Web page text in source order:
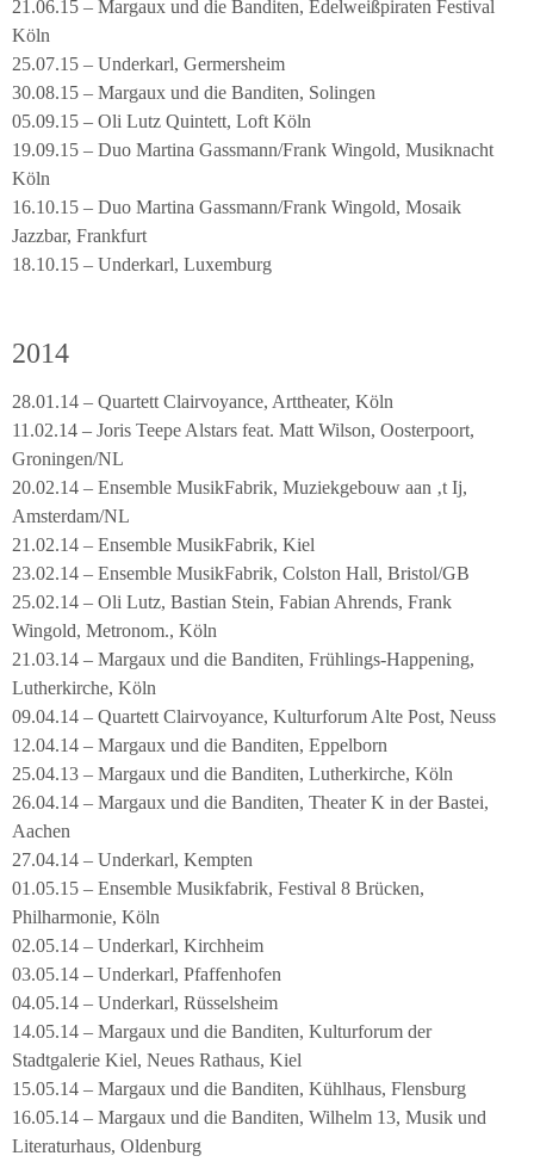
21.06.15 – Margaux und die Banditen, Edelweißpiraten Festival
Köln
25.07.15 – Underkarl, Germersheim
30.08.15 – Margaux und die Banditen, Solingen
05.09.15 – Oli Lutz Quintett, Loft Köln
19.09.15 – Duo Martina Gassmann/Frank Wingold, Musiknacht
Köln
16.10.15 – Duo Martina Gassmann/Frank Wingold, Mosaik
Jazzbar, Frankfurt
18.10.15 – Underkarl, Luxemburg
2014
28.01.14 – Quartett Clairvoyance, Arttheater, Köln
11.02.14 – Joris Teepe Alstars feat. Matt Wilson, Oosterpoort,
Groningen/NL
20.02.14 – Ensemble MusikFabrik, Muziekgebouw aan ‚t Ij,
Amsterdam/NL
21.02.14 – Ensemble MusikFabrik, Kiel
23.02.14 – Ensemble MusikFabrik, Colston Hall, Bristol/GB
25.02.14 – Oli Lutz, Bastian Stein, Fabian Ahrends, Frank
Wingold, Metronom., Köln
21.03.14 – Margaux und die Banditen, Frühlings-Happening,
Lutherkirche, Köln
09.04.14 – Quartett Clairvoyance, Kulturforum Alte Post, Neuss
12.04.14 – Margaux und die Banditen, Eppelborn
25.04.13 – Margaux und die Banditen, Lutherkirche, Köln
26.04.14 – Margaux und die Banditen, Theater K in der Bastei,
Aachen
27.04.14 – Underkarl, Kempten
01.05.15 – Ensemble Musikfabrik, Festival 8 Brücken,
Philharmonie, Köln
02.05.14 – Underkarl, Kirchheim
03.05.14 – Underkarl, Pfaffenhofen
04.05.14 – Underkarl, Rüsselsheim
14.05.14 – Margaux und die Banditen, Kulturforum der
Stadtgalerie Kiel, Neues Rathaus, Kiel
15.05.14 – Margaux und die Banditen, Kühlhaus, Flensburg
16.05.14 – Margaux und die Banditen, Wilhelm 13, Musik und
Literaturhaus, Oldenburg